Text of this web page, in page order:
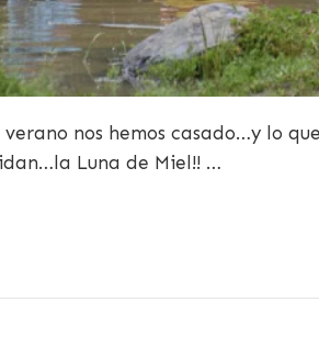
nos hemos casado…y lo
Luna de Miel!! …